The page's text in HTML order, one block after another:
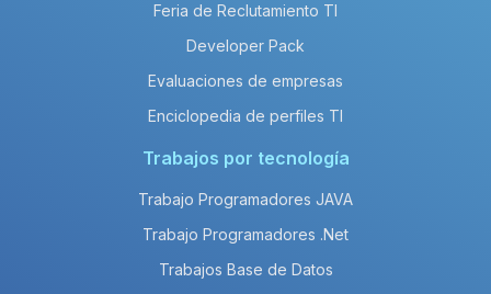
Feria de Reclutamiento TI
Developer Pack
Evaluaciones de empresas
Enciclopedia de perfiles TI
Trabajos por tecnología
Trabajo Programadores JAVA
Trabajo Programadores .Net
Trabajos Base de Datos